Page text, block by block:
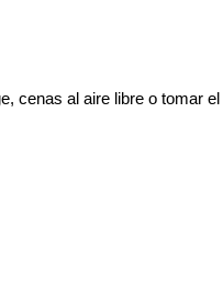
cenas al aire libre o tomar